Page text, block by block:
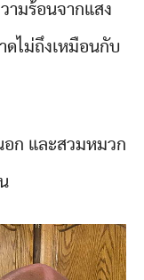
ามร้อนจากแสง
ไม่ถึงเหมือนกับ
ก และสวมหมวก